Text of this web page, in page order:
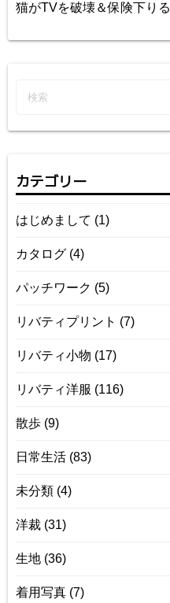
猫がTVを破壊＆保険下りる
カテゴリー
はじめまして (1)
カタログ (4)
パッチワーク (5)
リバティプリント (7)
リバティ小物 (17)
リバティ洋服 (116)
散歩 (9)
日常生活 (83)
未分類 (4)
洋裁 (31)
生地 (36)
着用写真 (7)